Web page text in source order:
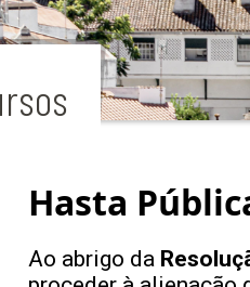
Hasta
Ao abrigo da